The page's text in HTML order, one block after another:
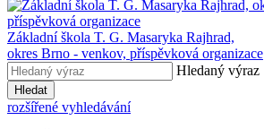
Základní škola T. G. Masaryka Rajhrad,
okres Brno - venkov, příspěvková organizace
Hledaný výraz
Hledat
rozšířené vyhledávání